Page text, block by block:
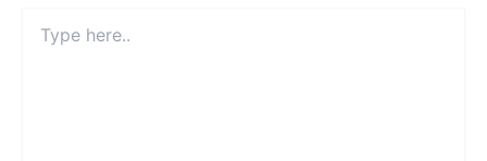
here..